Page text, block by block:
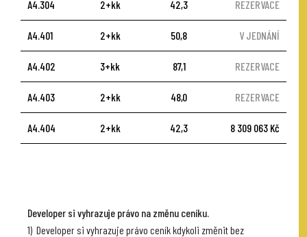
A4.304 2+kk 42,3 REZERVACE
A4.401 2+kk 50,8 V JEDNÁNÍ
A4.402 3+kk 87,1 REZERVACE
A4.403 2+kk 48,0 REZERVACE
A4.404 2+kk 42,3 8 309 063 Kč
Developer si vyhrazuje právo na změnu ceníku.
1) Developer si vyhrazuje právo ceník kdykoli změnit bez